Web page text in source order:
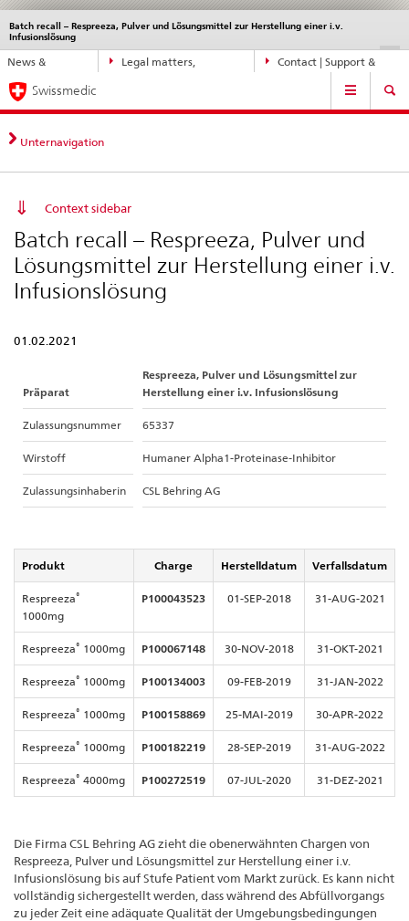
Direct
navigation:
news,
legal
matters,
contact
News &
Legal matters,
Contact | Support &
Batch recall – Respreeza, Pulver und Lösungsmittel zur Herstellung einer i.v.
Infusionslösung
Languages
DE IT
Service
navigation
Main
Navigation
Swissmedic
Unternavigation
Context sidebar
Batch recall – Respreeza, Pulver und
Lösungsmittel zur Herstellung einer i.v.
Infusionslösung
01.02.2021
Präparat
Respreeza, Pulver und Lösungsmittel zur
Herstellung einer i.v. Infusionslösung
Zulassungsnummer 65337
Wirstoff Humaner Alpha1-Proteinase-Inhibitor
Zulassungsinhaberin CSL Behring AG
Produkt Charge Herstelldatum Verfallsdatum
Respreeza®
1000mg
P100043523 01-SEP-2018 31-AUG-2021
Respreeza® 1000mg P100067148 30-NOV-2018 31-OKT-2021
Respreeza® 1000mg P100134003 09-FEB-2019 31-JAN-2022
Respreeza® 1000mg P100158869 25-MAI-2019 30-APR-2022
Respreeza® 1000mg P100182219 28-SEP-2019 31-AUG-2022
Respreeza® 4000mg P100272519 07-JUL-2020 31-DEZ-2021
Die Firma CSL Behring AG zieht die obenerwähnten Chargen von
Respreeza, Pulver und Lösungsmittel zur Herstellung einer i.v.
Infusionslösung bis auf Stufe Patient vom Markt zurück. Es kann nicht
vollständig sichergestellt werden, dass während des Abfüllvorgangs
zu jeder Zeit eine adäquate Qualität der Umgebungsbedingungen